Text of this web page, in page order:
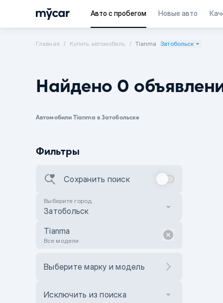
Авто с пробегом Новые авто
Главная Купить автомобиль Tianma Затобольск
Найдено 0
Автомобили Tianma в Затобольске
Фильтры
Сохранить поиск
Выберите город
Затобольск
Tianma
Все модели
Выберите марку и модель
Исключить из поиска